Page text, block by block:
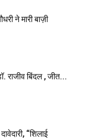
ने मारी बाज़ी
राजीव बिंदल , जीत...
“शिलाई